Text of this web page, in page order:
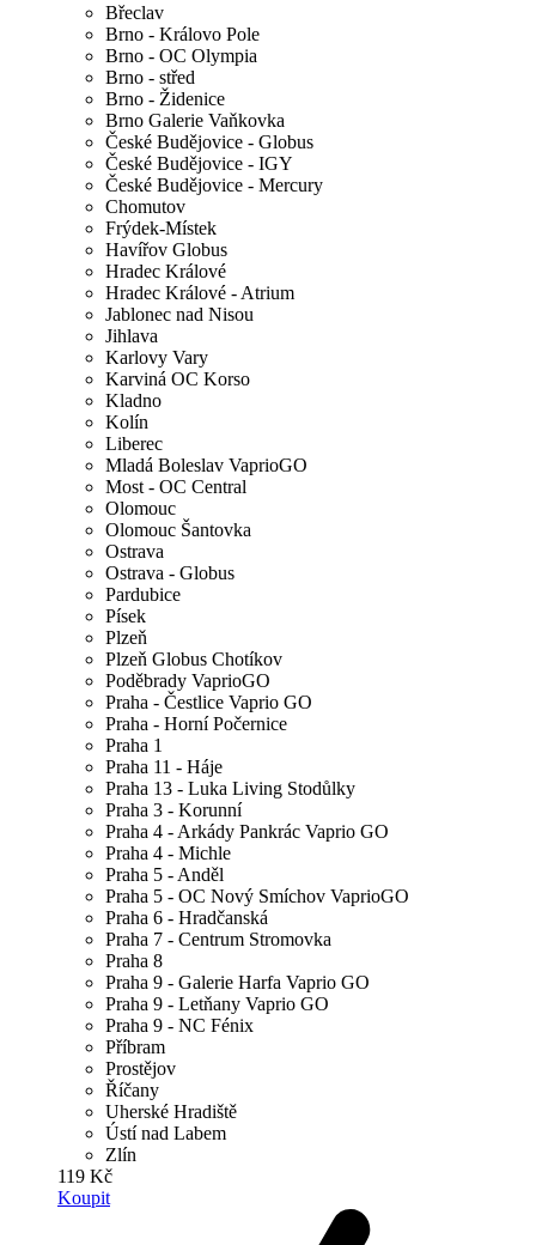
Břeclav
Brno - Královo Pole
Brno - OC Olympia
Brno - střed
Brno - Židenice
Brno Galerie Vaňkovka
České Budějovice - Globus
České Budějovice - IGY
České Budějovice - Mercury
Chomutov
Frýdek-Místek
Havířov Globus
Hradec Králové
Hradec Králové - Atrium
Jablonec nad Nisou
Jihlava
Karlovy Vary
Karviná OC Korso
Kladno
Kolín
Liberec
Mladá Boleslav VaprioGO
Most - OC Central
Olomouc
Olomouc Šantovka
Ostrava
Ostrava - Globus
Pardubice
Písek
Plzeň
Plzeň Globus Chotíkov
Poděbrady VaprioGO
Praha - Čestlice Vaprio GO
Praha - Horní Počernice
Praha 1
Praha 11 - Háje
Praha 13 - Luka Living Stodůlky
Praha 3 - Korunní
Praha 4 - Arkády Pankrác Vaprio GO
Praha 4 - Michle
Praha 5 - Anděl
Praha 5 - OC Nový Smíchov VaprioGO
Praha 6 - Hradčanská
Praha 7 - Centrum Stromovka
Praha 8
Praha 9 - Galerie Harfa Vaprio GO
Praha 9 - Letňany Vaprio GO
Praha 9 - NC Fénix
Příbram
Prostějov
Říčany
Uherské Hradiště
Ústí nad Labem
Zlín
119 Kč
Koupit